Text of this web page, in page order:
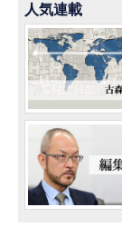
人気連載